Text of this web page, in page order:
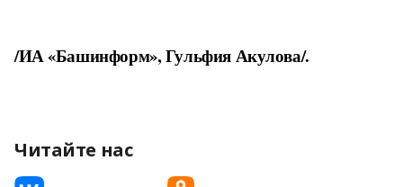
/ИА «Башинформ», Гульфия Акулова/.
Читайте нас